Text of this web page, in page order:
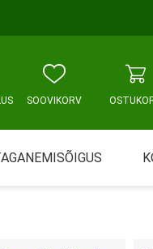
SOOVIKORV